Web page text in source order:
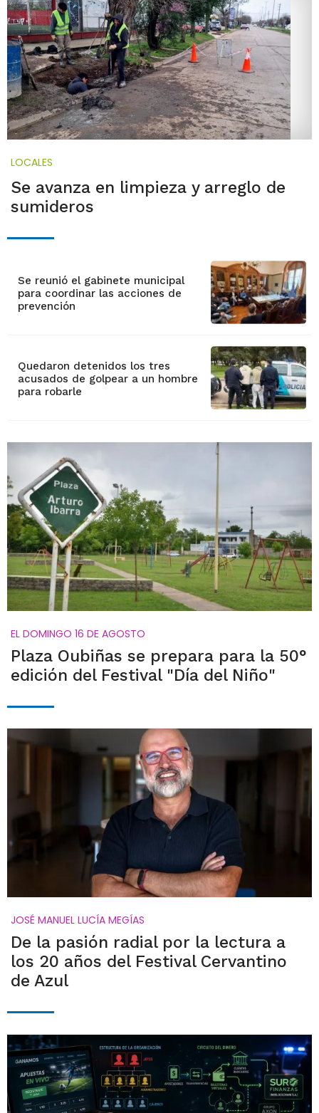
LOCALES
Se avanza en limpieza y arreglo de
sumideros
Se reunió el gabinete municipal
para coordinar las acciones de
prevención
Quedaron detenidos los tres
acusados de golpear a un hombre
para robarle
EL DOMINGO 16 DE AGOSTO
Plaza Oubiñas se prepara para la 50°
edición del Festival "Día del Niño"
JOSÉ MANUEL LUCÍA MEGÍAS
De la pasión radial por la lectura a
los 20 años del Festival Cervantino
de Azul